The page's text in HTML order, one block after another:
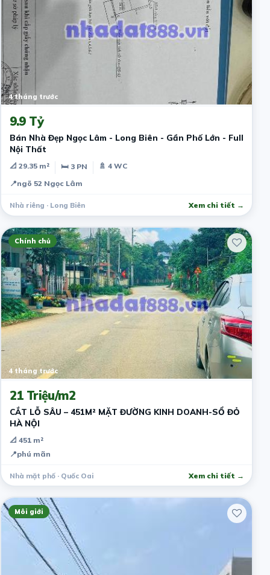
4 tháng trước
9.9 Tỷ
Bán Nhà Đẹp Ngọc Lâm - Long Biên - Gần Phố Lớn - Full
Nội Thất
📐 29.35 m² 🛏 3 PN
🚿 4 WC
📍ngõ 52 Ngọc Lâm
Nhà riêng · Long Biên Xem chi tiết →
Chính chủ
4 tháng trước
21 Triệu/m2
CẮT LỖ SÂU – 451M² MẶT ĐƯỜNG KINH DOANH-SỔ ĐỎ
HÀ NỘI
📐 451 m²
📍phú mãn
Nhà mặt phố · Quốc Oai Xem chi tiết →
Môi giới